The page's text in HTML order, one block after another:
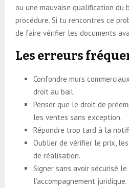
ou une mauvaise qualification du
procédure. Si tu rencontres ce
de faire vérifier les documents
Les erreurs
Confondre murs
droit au bail.
Penser que le droit de
les ventes sans exception.
Répondre trop tard à la
Oublier de vérifier le prix,
de réalisation.
Signer sans avoir sécurisé
l’accompagnement juridique.